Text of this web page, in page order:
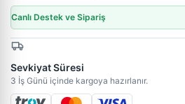
Canlı Destek ve Sipariş
Sevkiyat Süresi
3 İş Günü içinde kargoya hazırlanır.